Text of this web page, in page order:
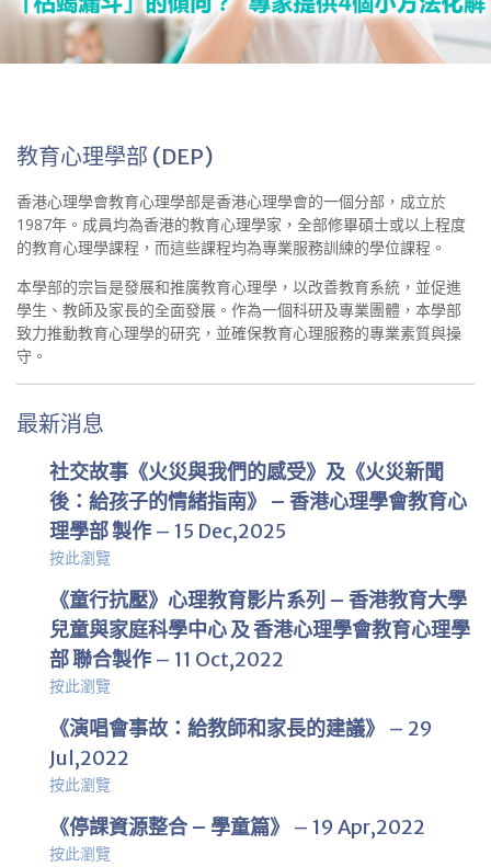
教育心理學部 (DEP)
香港心理學會教育心理學部是香港心理學會的一個分部，成立於
1987年。成員均為香港的教育心理學家，全部修畢碩士或以上程度
的教育心理學課程，而這些課程均為專業服務訓練的學位課程。
本學部的宗旨是發展和推廣教育心理學，以改善教育系統，並促進
學生、教師及家長的全面發展。作為一個科研及專業團體，本學部
致力推動教育心理學的研究，並確保教育心理服務的專業素質與操
守。
最新消息
社交故事《火災與我們的感受》及《火災新聞
後：給孩子的情緒指南》 – 香港心理學會教育心
理學部 製作 – 15 Dec,2025
按此瀏覽
《童行抗壓》心理教育影片系列 – 香港教育大學
兒童與家庭科學中心 及 香港心理學會教育心理學
部 聯合製作 – 11 Oct,2022
按此瀏覽
《演唱會事故：給教師和家長的建議》
– 29
Jul,2022
按此瀏覽
《停課資源整合 – 學童篇》 – 19 Apr,2022
按此瀏覽